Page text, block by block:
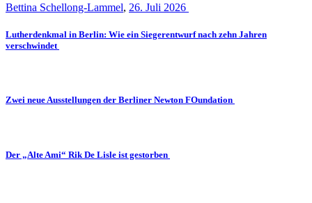
Bettina Schellong-Lammel, 26. Juli 2026
Lutherdenkmal in Berlin: Wie ein Siegerentwurf nach zehn Jahren
verschwindet
Zwei neue Ausstellungen der Berliner Newton FOundation
Der „Alte Ami“ Rik De Lisle ist gestorben